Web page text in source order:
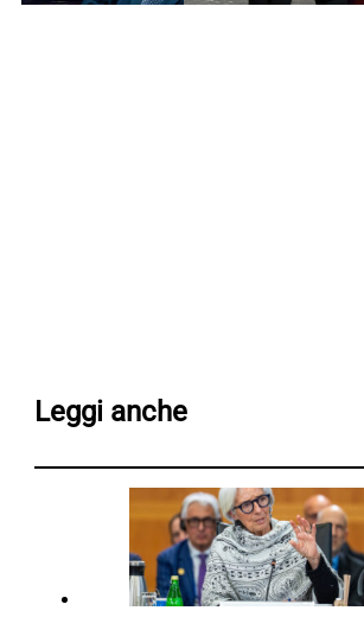
Leggi anche